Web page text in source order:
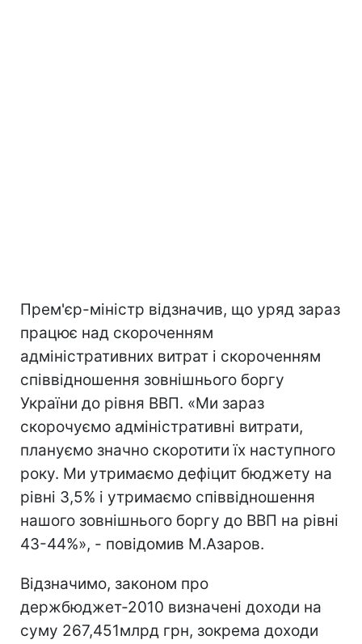
Прем'єр-міністр відзначив, що уряд зараз
працює над скороченням
адміністративних витрат і скороченням
співвідношення зовнішнього боргу
України до рівня ВВП. «Ми зараз
скорочуємо адміністративні витрати,
плануємо значно скоротити їх наступного
року. Ми утримаємо дефіцит бюджету на
рівні 3,5% і утримаємо співвідношення
нашого зовнішнього боргу до ВВП на рівні
43-44%», - повідомив М.Азаров.
Відзначимо, законом про
держбюджет-2010 визначені доходи на
суму 267,451млрд грн, зокрема доходи